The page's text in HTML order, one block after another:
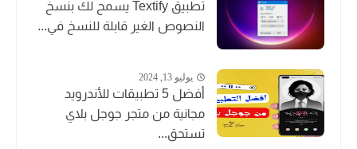
تطبيق Textify يسمح لك بنسخ
النصوص الغير قابلة للنسخ في...
يوليو 13, 2024
أفضل 5 تطبيقات للأندرويد
مجانية من متجر جوجل بلاي
تستحق...